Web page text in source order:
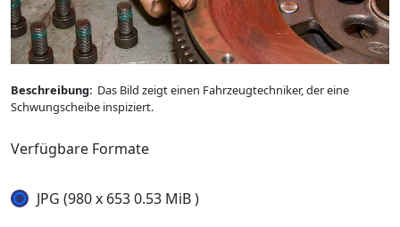
Beschreibung: Das Bild zeigt einen Fahrzeugtechniker, der eine
Schwungscheibe inspiziert.
Verfügbare Formate
JPG (980 x 653 0.53 MiB )